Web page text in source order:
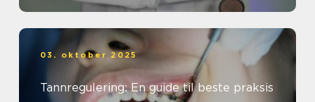
03. oktober 2025
Tannregulering: En guide til beste praksis